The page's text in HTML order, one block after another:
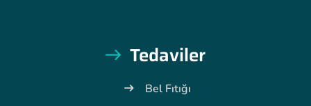
Tedaviler
Bel Fıtığı